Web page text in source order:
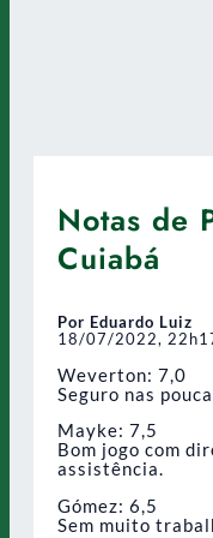
Notas de
Cuiabá
Por Eduardo Luiz
18/07/2022,
Weverton: 7,0
Seguro nas
Mayke: 7,5
Bom jogo com
assistência.
Gómez: 6,5
Sem muito